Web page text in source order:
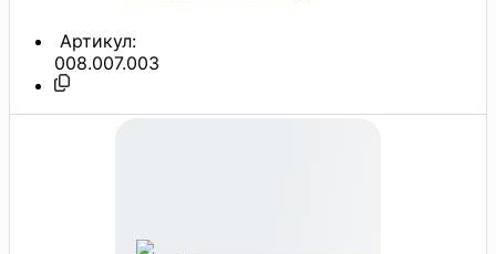
Артикул:
008.007.003